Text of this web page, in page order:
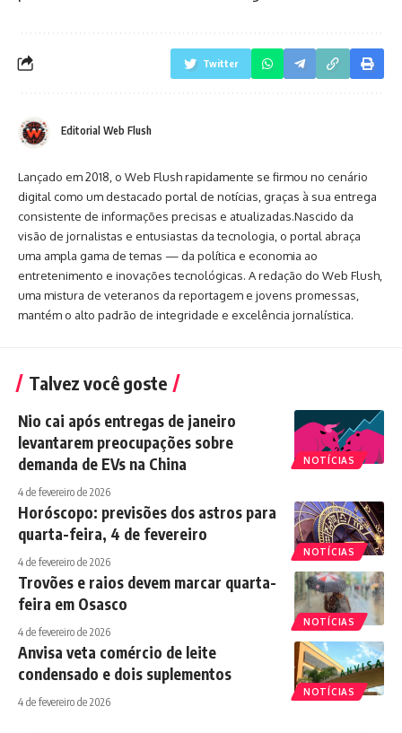
Twitter
Editorial Web Flush
Lançado em 2018, o Web Flush rapidamente se firmou no cenário
digital como um destacado portal de notícias, graças à sua entrega
consistente de informações precisas e atualizadas.Nascido da
visão de jornalistas e entusiastas da tecnologia, o portal abraça
uma ampla gama de temas — da política e economia ao
entretenimento e inovações tecnológicas. A redação do Web Flush,
uma mistura de veteranos da reportagem e jovens promessas,
mantém o alto padrão de integridade e excelência jornalística.
Talvez você goste
NOTÍCIAS
Nio cai após entregas de janeiro
levantarem preocupações sobre
demanda de EVs na China
4 de fevereiro de 2026
NOTÍCIAS
Horóscopo: previsões dos astros para
quarta-feira, 4 de fevereiro
4 de fevereiro de 2026
NOTÍCIAS
Trovões e raios devem marcar quarta-
feira em Osasco
4 de fevereiro de 2026
NOTÍCIAS
Anvisa veta comércio de leite
condensado e dois suplementos
4 de fevereiro de 2026